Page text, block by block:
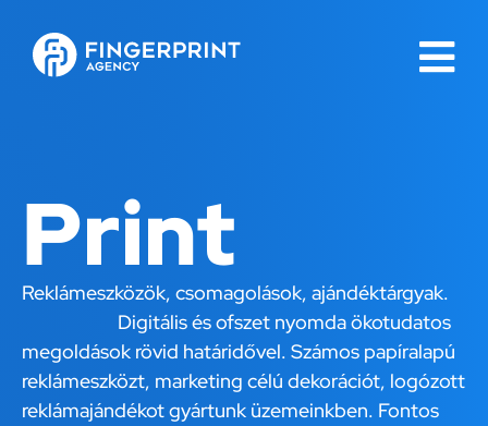
Print
Reklámeszközök, csomagolások, ajándéktárgyak.
Digitális és ofszet nyomda ökotudatos
megoldások rövid határidővel. Számos papíralapú
reklámeszközt, marketing célú dekorációt, logózott
reklámajándékot gyártunk üzemeinkben. Fontos